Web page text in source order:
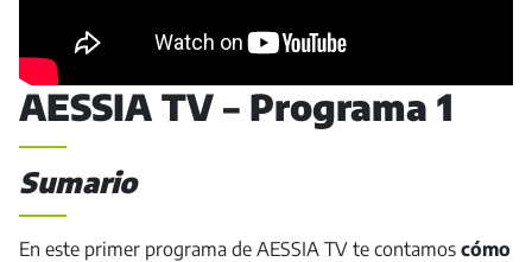
AESSIA TV – Programa 1
Sumario
En este primer programa de AESSIA TV te contamos cómo